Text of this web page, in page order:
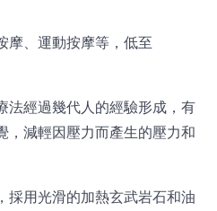
摩、運動按摩等，低至
法經過幾代人的經驗形成，有
，減輕因壓力而產生的壓力和
採用光滑的加熱玄武岩石和油